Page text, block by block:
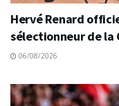
Hervé Renard
sélectionneur de la
06/08/2026